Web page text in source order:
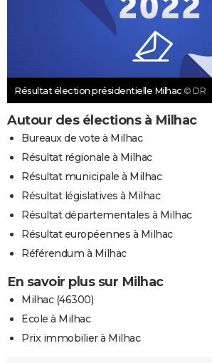
Résultat élection présidentielle Milhac © DR
Autour des élections à Milhac
Bureaux de vote à Milhac
Résultat régionale à Milhac
Résultat municipale à Milhac
Résultat législatives à Milhac
Résultat départementales à Milhac
Résultat européennes à Milhac
Référendum à Milhac
En savoir plus sur Milhac
Milhac (46300)
Ecole à Milhac
Prix immobilier à Milhac